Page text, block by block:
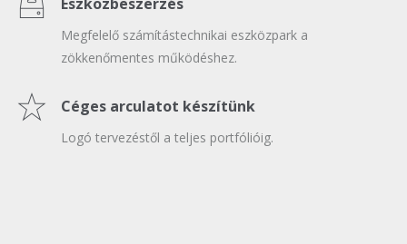
Megfelelő számítástechnikai eszközpark a
zökkenőmentes működéshez.
Céges arculatot készítünk
Logó tervezéstől a teljes portfólióig.